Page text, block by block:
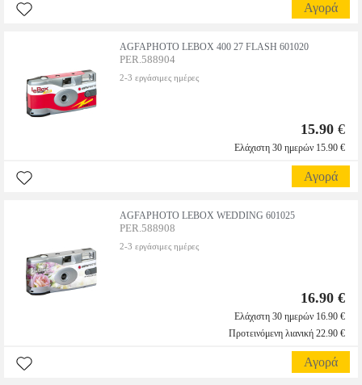
Αγορά
AGFAPHOTO LEBOX 400 27 FLASH 601020
PER.588904
2-3 εργάσιμες ημέρες
15.90 €
Ελάχιστη 30 ημερών 15.90 €
Αγορά
AGFAPHOTO LEBOX WEDDING 601025
PER.588908
2-3 εργάσιμες ημέρες
16.90 €
Ελάχιστη 30 ημερών 16.90 €
Προτεινόμενη λιανική 22.90 €
Αγορά